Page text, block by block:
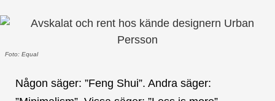
Foto: Equal
Någon säger: ”Feng Shui”. Andra säger: